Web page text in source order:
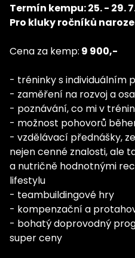
Termín kempu: 25. - 29.
Pro kluky ročníků
Cena za kemp: 9 900,-
- tréninky s individuálním
- zaměření na rozvoj a
- poznávání, co mi v
- možnost pohovorů
- vzdělávací přednášky,
nejen cenné znalosti, ale
a nutričně hodnotnými
lifestylu
- teambuildingové hry
- kompenzační a
- bohatý doprovodný
super ceny